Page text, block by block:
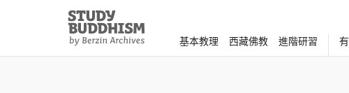
Study
Buddhism
Home
基本教理 西藏佛教 進階研習